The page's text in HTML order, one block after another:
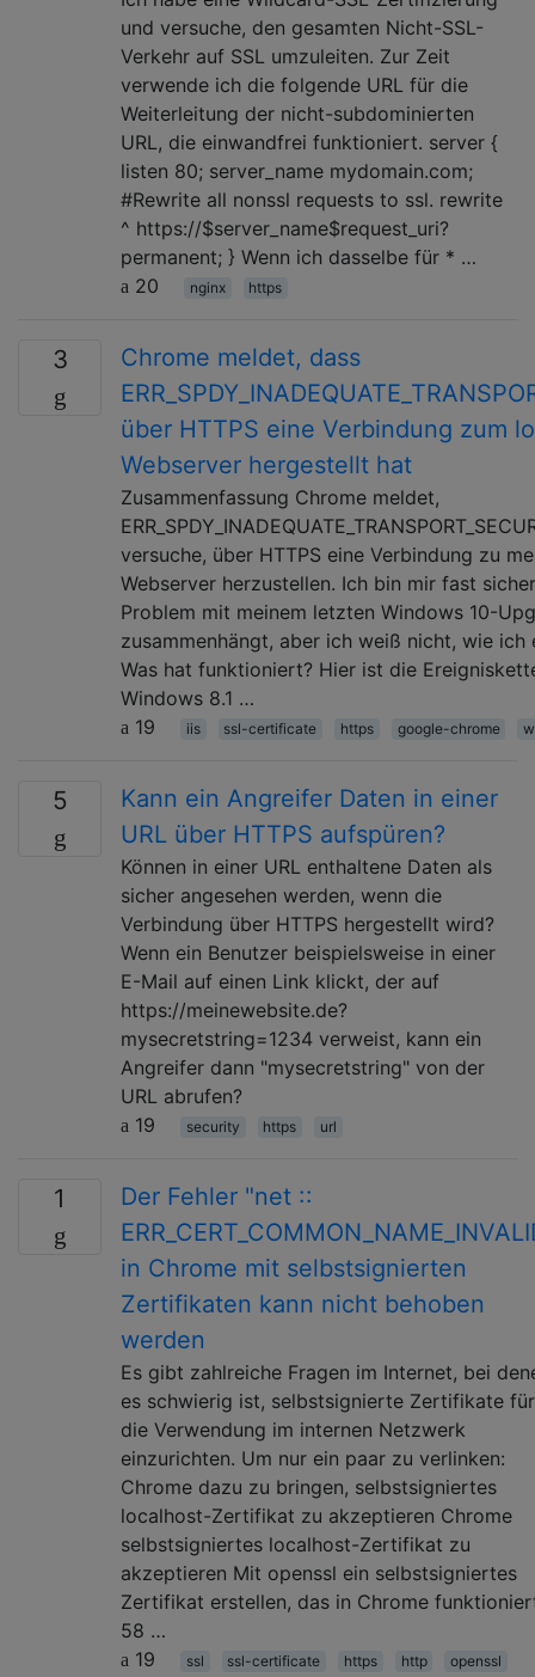
und versuche, den gesamten Nicht-SSL-
Verkehr auf SSL umzuleiten. Zur Zeit
verwende ich die folgende URL für die
Weiterleitung der nicht-subdominierten
URL, die einwandfrei funktioniert. server {
listen 80; server_name mydomain.com;
#Rewrite all nonssl requests to ssl. rewrite
^ https://$server_name$request_uri?
permanent; } Wenn ich dasselbe für * …
20
nginx https
3
Chrome meldet, dass
über HTTPS eine Verbindung zum
Webserver hergestellt hat
Zusammenfassung Chrome meldet,
versuche, über HTTPS eine Verbindung zu
Webserver herzustellen. Ich bin mir fast
Problem mit meinem letzten Windows 10-
zusammenhängt, aber ich weiß nicht, wie ich
Was hat funktioniert? Hier ist die
Windows 8.1 …
19
iis ssl-certificate https google-chrome
5
Kann ein Angreifer Daten in einer
URL über HTTPS aufspüren?
Können in einer URL enthaltene Daten als
sicher angesehen werden, wenn die
Verbindung über HTTPS hergestellt wird?
Wenn ein Benutzer beispielsweise in einer
E-Mail auf einen Link klickt, der auf
https://meinewebsite.de?
mysecretstring=1234 verweist, kann ein
Angreifer dann "mysecretstring" von der
URL abrufen?
19
security https url
1
Der Fehler "net ::
in Chrome mit selbstsignierten
Zertifikaten kann nicht behoben
werden
Es gibt zahlreiche Fragen im Internet, bei
es schwierig ist, selbstsignierte Zertifikate für
die Verwendung im internen Netzwerk
einzurichten. Um nur ein paar zu verlinken:
Chrome dazu zu bringen, selbstsigniertes
localhost-Zertifikat zu akzeptieren Chrome
selbstsigniertes localhost-Zertifikat zu
akzeptieren Mit openssl ein selbstsigniertes
Zertifikat erstellen, das in Chrome
58 …
19
ssl ssl-certificate https http openssl